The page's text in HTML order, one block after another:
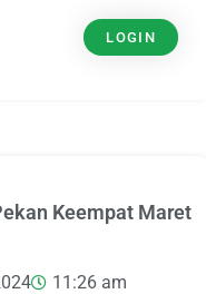
LOGIN
Keempat Maret
11:26 am